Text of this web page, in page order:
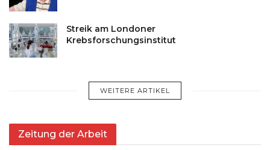
Streik am Londoner
Krebsforschungsinstitut
WEITERE ARTIKEL
Zeitung der Arbeit